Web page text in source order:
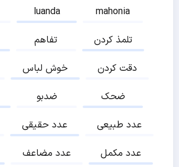
luanda
mahonia
تفاهم
تلمذ کردن
خوش لباس
دقت کردن
ضدبو
ضحک
عدد حقیقی
عدد طبیعی
عدد مضاعف
عدد مکمل